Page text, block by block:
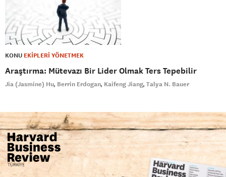
KONU EKİPLERİ YÖNETMEK
Araştırma: Mütevazı Bir Lider Olmak Ters Tepebilir
Jia (Jasmine) Hu Berrin Erdogan Kaifeng Jiang Talya N. Bauer